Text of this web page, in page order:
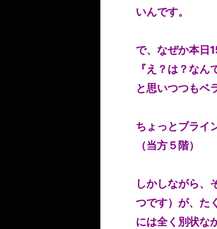
いんです。
で、なぜか本日
『え？は？なん
と思いつつも
ちょっとブライ
（当方５階）
しかしながら、
つです）が、た
には全く別状な